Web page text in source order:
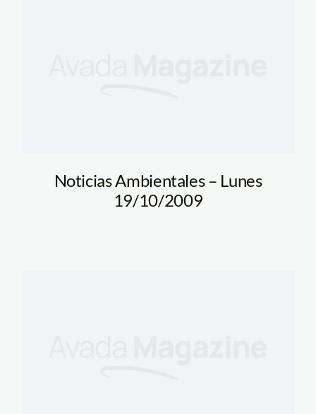
Noticias Ambientales – Lunes
19/10/2009